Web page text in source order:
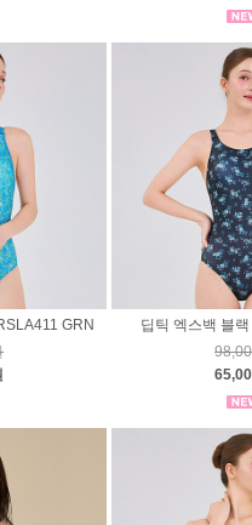
GRN
딥틱 엑스백 블